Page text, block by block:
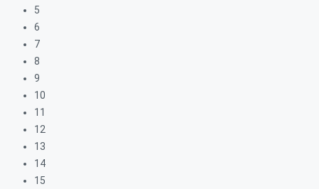
5
6
7
8
9
10
11
12
13
14
15